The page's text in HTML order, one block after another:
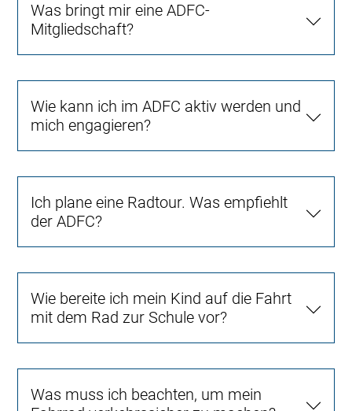
Was bringt mir eine ADFC-
Mitgliedschaft?
Wie kann ich im ADFC aktiv werden und
mich engagieren?
Ich plane eine Radtour. Was empfiehlt
der ADFC?
Wie bereite ich mein Kind auf die Fahrt
mit dem Rad zur Schule vor?
Was muss ich beachten, um mein